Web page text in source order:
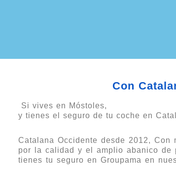
Con
Si vives en Móstoles,
y tienes el seguro de tu coche en
Catalana Occidente desde 2012,
por la calidad y el amplio abanico de
tienes tu seguro en Groupama en